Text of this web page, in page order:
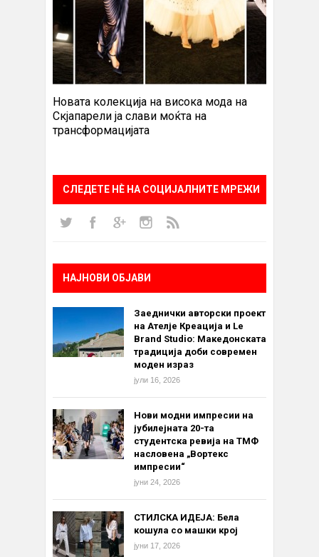
Новата колекција на висока мода на
Скјапарели ја слави моќта на
трансформацијата
СЛЕДЕТЕ НÈ НА СОЦИЈАЛНИТЕ МРЕЖИ
НАЈНОВИ ОБЈАВИ
Заеднички авторски проект
на Ателје Креација и Le
Brand Studio: Македонската
традиција доби современ
моден израз
јули 16, 2026
Нови модни импресии на
јубилејната 20-та
студентска ревија на ТМФ
насловена „Вортекс
импресии“
јуни 24, 2026
СТИЛСКА ИДЕЈА: Бела
кошула со машки крој
јуни 17, 2026